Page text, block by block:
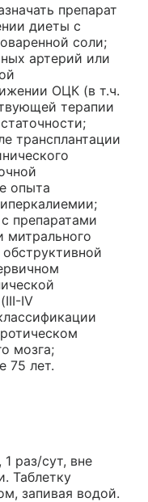
препарат
диеты с
соли;
артерий или
ОЦК (в т.ч.
терапии
трансплантации
опыта
препаратами
митрального
IV
мозга;
75 лет.
раз/сут, вне
Таблетку
запивая водой.